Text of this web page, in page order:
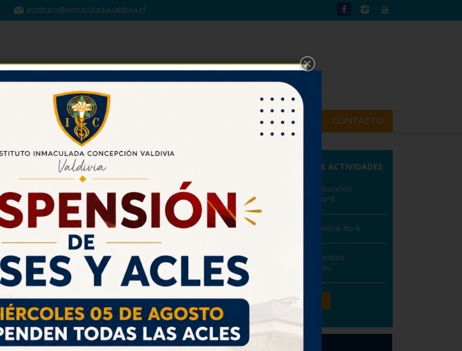
instituto@inmaculadavaldivia.cl
UNIDAD DE FORMACIÓN Y CONVIVENCIA NOTICIAS CONTACTO
CALENDARIO DE ACTIVIDADES
Lunes 03: Feria de la Educación
Superior asiste IV°A y IV°B
Martes 04: Jornada Pastoral 4to B
Martes 04: Retiro de Equipos
Directivos, San Bernardo.
Ver Todos